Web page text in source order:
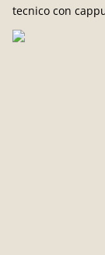
tecnico con